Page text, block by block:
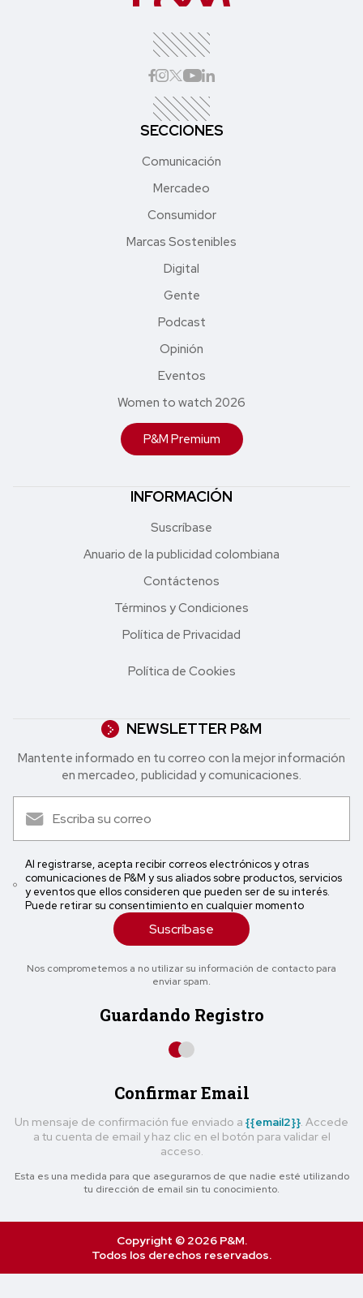
SECCIONES
Comunicación
Mercadeo
Consumidor
Marcas Sostenibles
Digital
Gente
Podcast
Opinión
Eventos
Women to watch 2026
P&M Premium
INFORMACIÓN
Suscríbase
Anuario de la publicidad colombiana
Contáctenos
Términos y Condiciones
Política de Privacidad
Política de Cookies
NEWSLETTER P&M
Mantente informado en tu correo con la mejor in formación
en mercadeo, publicidad y comunicaciones.
Al registrarse, acepta recibir correos electrónicos y otras
comunicaciones de P&M y sus aliados sobre productos, servicios
y eventos que ellos consideren que pueden ser de su interés.
Puede retirar su consentimiento en cualquier momento
Suscríbase
Nos comprometemos a no utilizar su información de contacto para
enviar spam.
Guardando Registro
Confirmar Email
Un mensaje de confirmación fue enviado a {{email2}}. Accede
a tu cuenta de email y haz clic en el botón para validar el
acceso.
Esta es una medida para que asegurarnos de que nadie esté utilizando
tu dirección de email sin tu conocimiento.
Copyright © 2026 P&M.
Todos los derechos reservados.